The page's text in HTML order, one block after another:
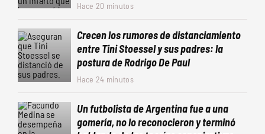
Hace 20 minutos
Crecen los rumores de distanciamiento
entre Tini Stoessel y sus padres: la
postura de Rodrigo De Paul
Hace 24 minutos
Un futbolista de Argentina fue a una
gomería, no lo reconocieron y terminó